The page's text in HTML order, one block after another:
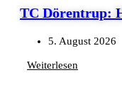
TC Dörentrup:
5. August 2026
Weiterlesen